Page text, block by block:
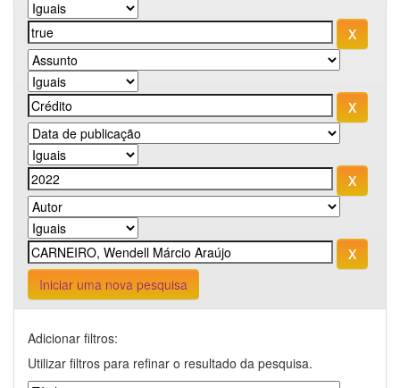
Iniciar uma nova pesquisa
Adicionar filtros:
Utilizar filtros para refinar o resultado da pesquisa.